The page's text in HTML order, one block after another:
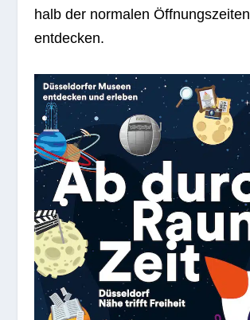
halb der nor­ma­len Öff­nungs­zei­ten
entdecken.